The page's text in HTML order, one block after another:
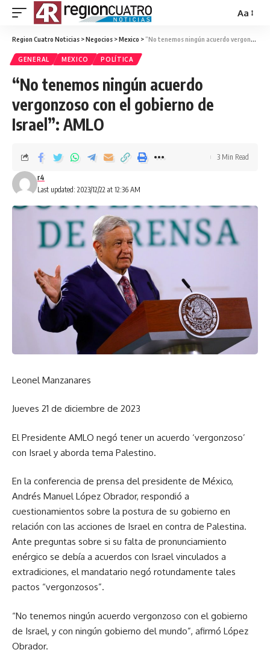
Aa
Region Cuatro Noticias >Negocios >Mexico > “No tenemos ningún acuerdo vergonzoso con el gobierno de Israel”: AMLO
GENERAL MEXICO POLÍTICA
“No tenemos ningún acuerdo
vergonzoso con el gobierno de
Israel”: AMLO
Last updated: 2023/12/22 at 12:36 AM
r4
3 Min Read
Leonel Manzanares
Jueves 21 de diciembre de 2023
El Presidente AMLO negó tener un acuerdo ‘vergonzoso’
con Israel y aborda tema Palestino.
En la conferencia de prensa del presidente de México,
Andrés Manuel López Obrador, respondió a
cuestionamientos sobre la postura de su gobierno en
relación con las acciones de Israel en contra de Palestina.
Ante preguntas sobre si su falta de pronunciamiento
enérgico se debía a acuerdos con Israel vinculados a
extradiciones, el mandatario negó rotundamente tales
pactos “vergonzosos”.
“No tenemos ningún acuerdo vergonzoso con el gobierno
de Israel, y con ningún gobierno del mundo”, afirmó López
Obrador.